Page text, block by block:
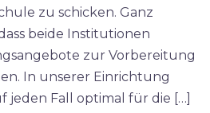
zu schicken. Ganz
beide Institutionen
zur Vorbereitung
In unserer Einrichtung
jeden Fall optimal für die […]